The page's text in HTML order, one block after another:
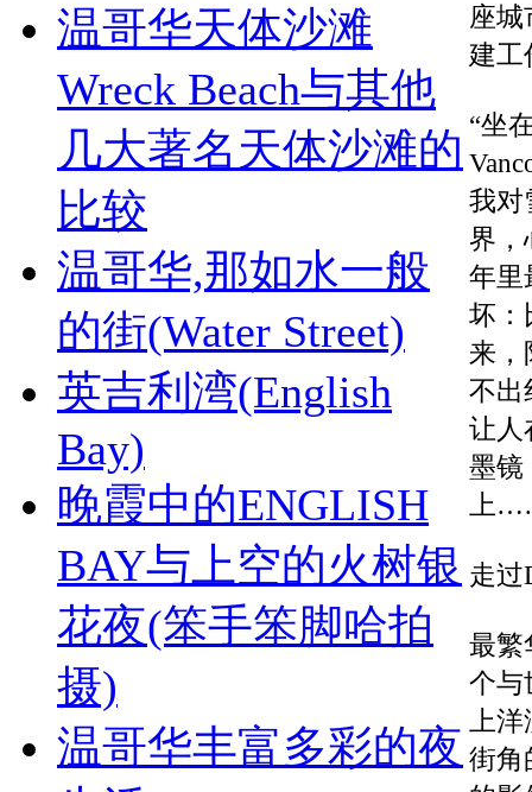
温哥华天体沙滩
Wreck Beach与其他
几大著名天体沙滩的
比较
温哥华,那如水一般
的街(Water Street)
英吉利湾(English
Bay)
晚霞中的ENGLISH
BAY与上空的火树银
花夜(笨手笨脚哈拍
摄)
温哥华丰富多彩的夜
座城
建工
“坐
我对
界，
年里
坏：
来，
不出
让人
墨镜
上
走过
最繁
个与
上
街角